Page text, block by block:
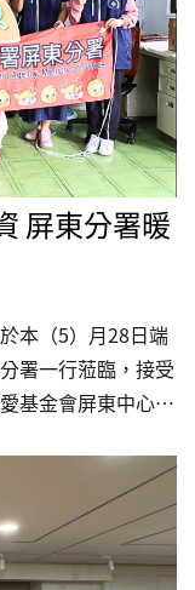
我）
屏東分署暖
本（5）月28日端
署一行蒞臨，接受
基金會屏東中心馬
全數皆仰賴社會捐
心準備的物資，可
身上，幫助住民維
署長指出，屏東分